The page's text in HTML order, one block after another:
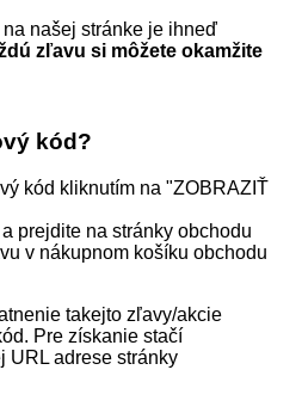
našej stránke je ihneď
zľavu si môžete okamžite
kód?
kód kliknutím na "ZOBRAZIŤ
a prejdite na stránky obchodu
v nákupnom košíku obchodu
takejto zľavy/akcie
Pre získanie stačí
URL adrese stránky